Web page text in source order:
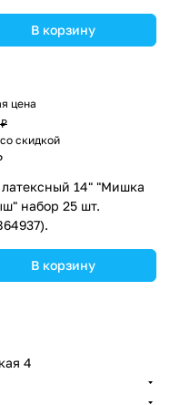
В корзину
цена
скидкой
14" "Мишка
набор 25 шт.
В корзину
4